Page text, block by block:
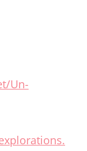
Un-